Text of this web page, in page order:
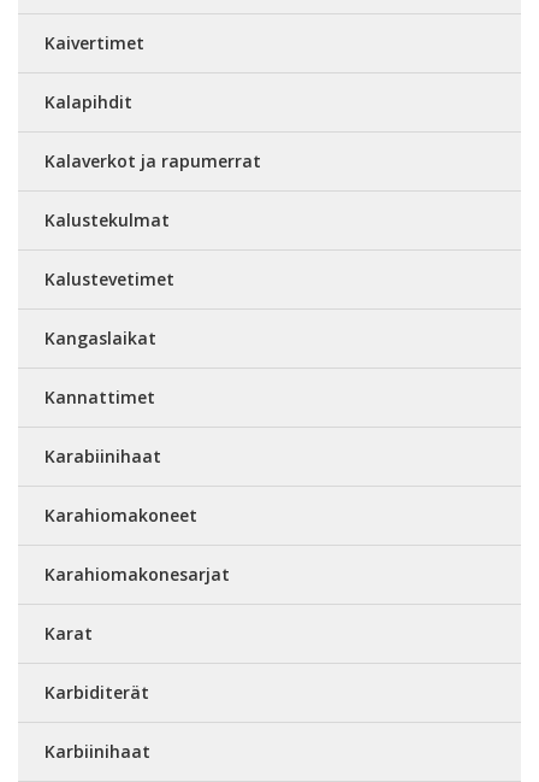
Kaivertimet
Kalapihdit
Kalaverkot ja rapumerrat
Kalustekulmat
Kalustevetimet
Kangaslaikat
Kannattimet
Karabiinihaat
Karahiomakoneet
Karahiomakonesarjat
Karat
Karbiditerät
Karbiinihaat